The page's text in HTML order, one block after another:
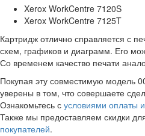
Xerox WorkCentre 7120S
Xerox WorkCentre 7125T
Картридж отлично справляется с
схем, графиков и диаграмм. Его
Со временем качество печати
Покупая эту совместимую модель
уверены в том, что совершаете
Ознакомьтесь с условиями оплаты
Также мы предоставляем скидки
покупателей.